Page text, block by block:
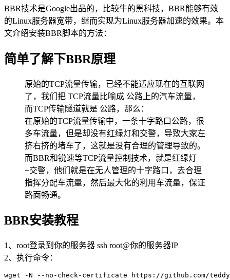
BBR技术是Google出品的，比较牛的黑科技，BBR能够有效
的Linux服务器宽带，继而实现为Linux服务器加速的效果。本
文介绍安装BBR脚本的方法：
简单了解下BBR原理
原始的TCP流量传输，已经不能适应现在的互联网
了，我们把 TCP流量比喻成 公路上的汽车流量，
而TCP传输隧道就是 公路，那么：
在原始的TCP流量传输中，一条十字路口公路，很
多车流量，但是却没有红绿灯和交警，导致大家左
挤右挤的堵车了，这就是没有合理的管理导致的。
而BBR和锐速等TCP流量控制技术，就是红绿灯
+交警，他们就是在无人管理的十字路口，去合理
指挥分配车流量，然后最大化的利用车流量，保证
路面畅通。
BBR安装教程
1、root登录到你的服务器 ssh root@你的服务器IP
2、执行命令：
wget -N --no-check-certificate https://github.com/